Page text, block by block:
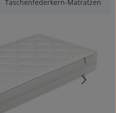
Taschenfederkern-Matratzen